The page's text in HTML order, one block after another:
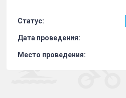
Статус:
Дата проведения:
Место проведения: